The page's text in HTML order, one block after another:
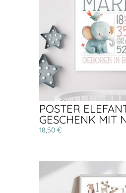
POSTER
GESCHENK MIT
18,50 €